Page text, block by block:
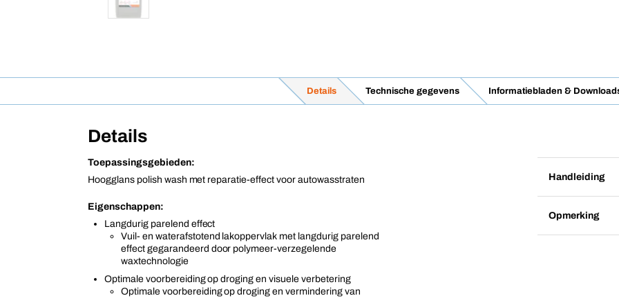
Details Technische gegevens Informatiebladen &
Details
Toepassingsgebieden:
Hoogglans polish wash met reparatie-effect voor autowasstraten
Eigenschappen:
Langdurig parelend effect
Vuil- en waterafstotend lakoppervlak met langdurig parelend
effect gegarandeerd door polymeer-verzegelende
waxtechnologie
Optimale voorbereiding op droging en visuele verbetering
Optimale voorbereiding op droging en vermindering van
Handleiding
Opmerking